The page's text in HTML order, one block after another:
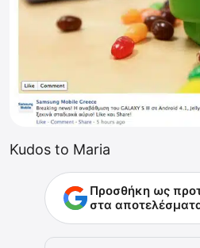
Kudos to Maria
Προσθήκη ως
στα